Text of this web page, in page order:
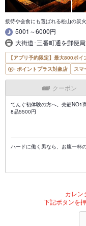
接待や会食にも選ばれる松山の炭
5001～6000円
大街道･三番町通を郵便
【アプリ予約限定】最大800ポ
ポイントプラス対象店
スマ
クーポン
てんぐ初体験の方へ。売筋NO1
8品5500円
ハードに働く男なら、お腹一杯
カレン
下記ボタンを